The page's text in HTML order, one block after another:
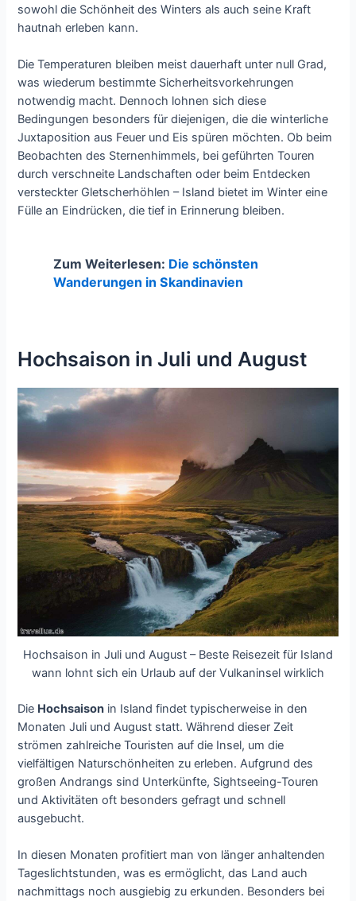
sowohl die Schönheit des Winters als auch seine Kraft
hautnah erleben kann.
Die Temperaturen bleiben meist dauerhaft unter null Grad,
was wiederum bestimmte Sicherheitsvorkehrungen
notwendig macht. Dennoch lohnen sich diese
Bedingungen besonders für diejenigen, die die winterliche
Juxtaposition aus Feuer und Eis spüren möchten. Ob beim
Beobachten des Sternenhimmels, bei geführten Touren
durch verschneite Landschaften oder beim Entdecken
versteckter Gletscherhöhlen – Island bietet im Winter eine
Fülle an Eindrücken, die tief in Erinnerung bleiben.
Zum Weiterlesen: Die schönsten
Wanderungen in Skandinavien
Hochsaison in Juli und August
Hochsaison in Juli und August – Beste Reisezeit für Island
wann lohnt sich ein Urlaub auf der Vulkaninsel wirklich
Die Hochsaison in Island findet typischerweise in den
Monaten Juli und August statt. Während dieser Zeit
strömen zahlreiche Touristen auf die Insel, um die
vielfältigen Naturschönheiten zu erleben. Aufgrund des
großen Andrangs sind Unterkünfte, Sightseeing-Touren
und Aktivitäten oft besonders gefragt und schnell
ausgebucht.
In diesen Monaten profitiert man von länger anhaltenden
Tageslichtstunden, was es ermöglicht, das Land auch
nachmittags noch ausgiebig zu erkunden. Besonders bei